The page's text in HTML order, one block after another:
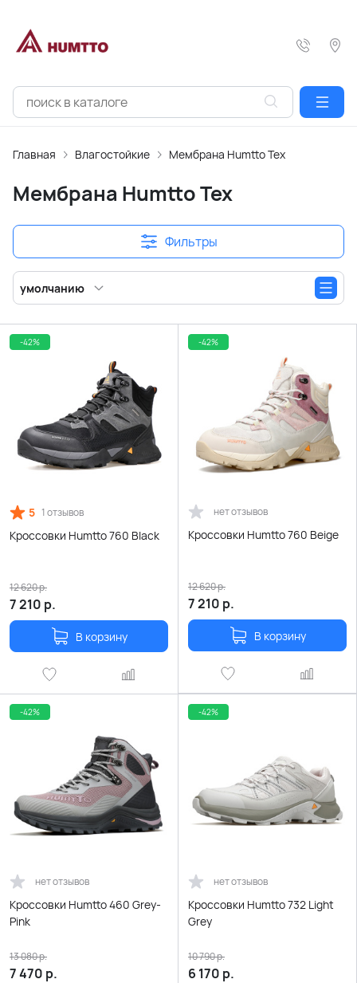
Главная Влагостойкие Мембрана Humtto Tex
Мембрана Humtto Tex
Фильтры
умолчанию
-42%
5 1 отзывов
Кроссовки Humtto 760 Black
7 210 р.
12 620р.
В корзину
-42%
нет отзывов
Кроссовки Humtto 760 Beige
7 210 р.
12 620р.
В корзину
-42%
нет отзывов
Кроссовки Humtto 460 Grey-
Pink
7 470 р.
13 080р.
-42%
нет отзывов
Кроссовки Humtto 732 Light
Grey
6 170 р.
10 790р.